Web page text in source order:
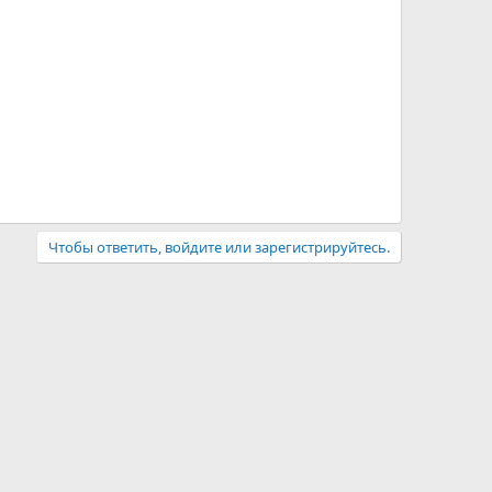
Чтобы ответить, войдите или зарегистрируйтесь.